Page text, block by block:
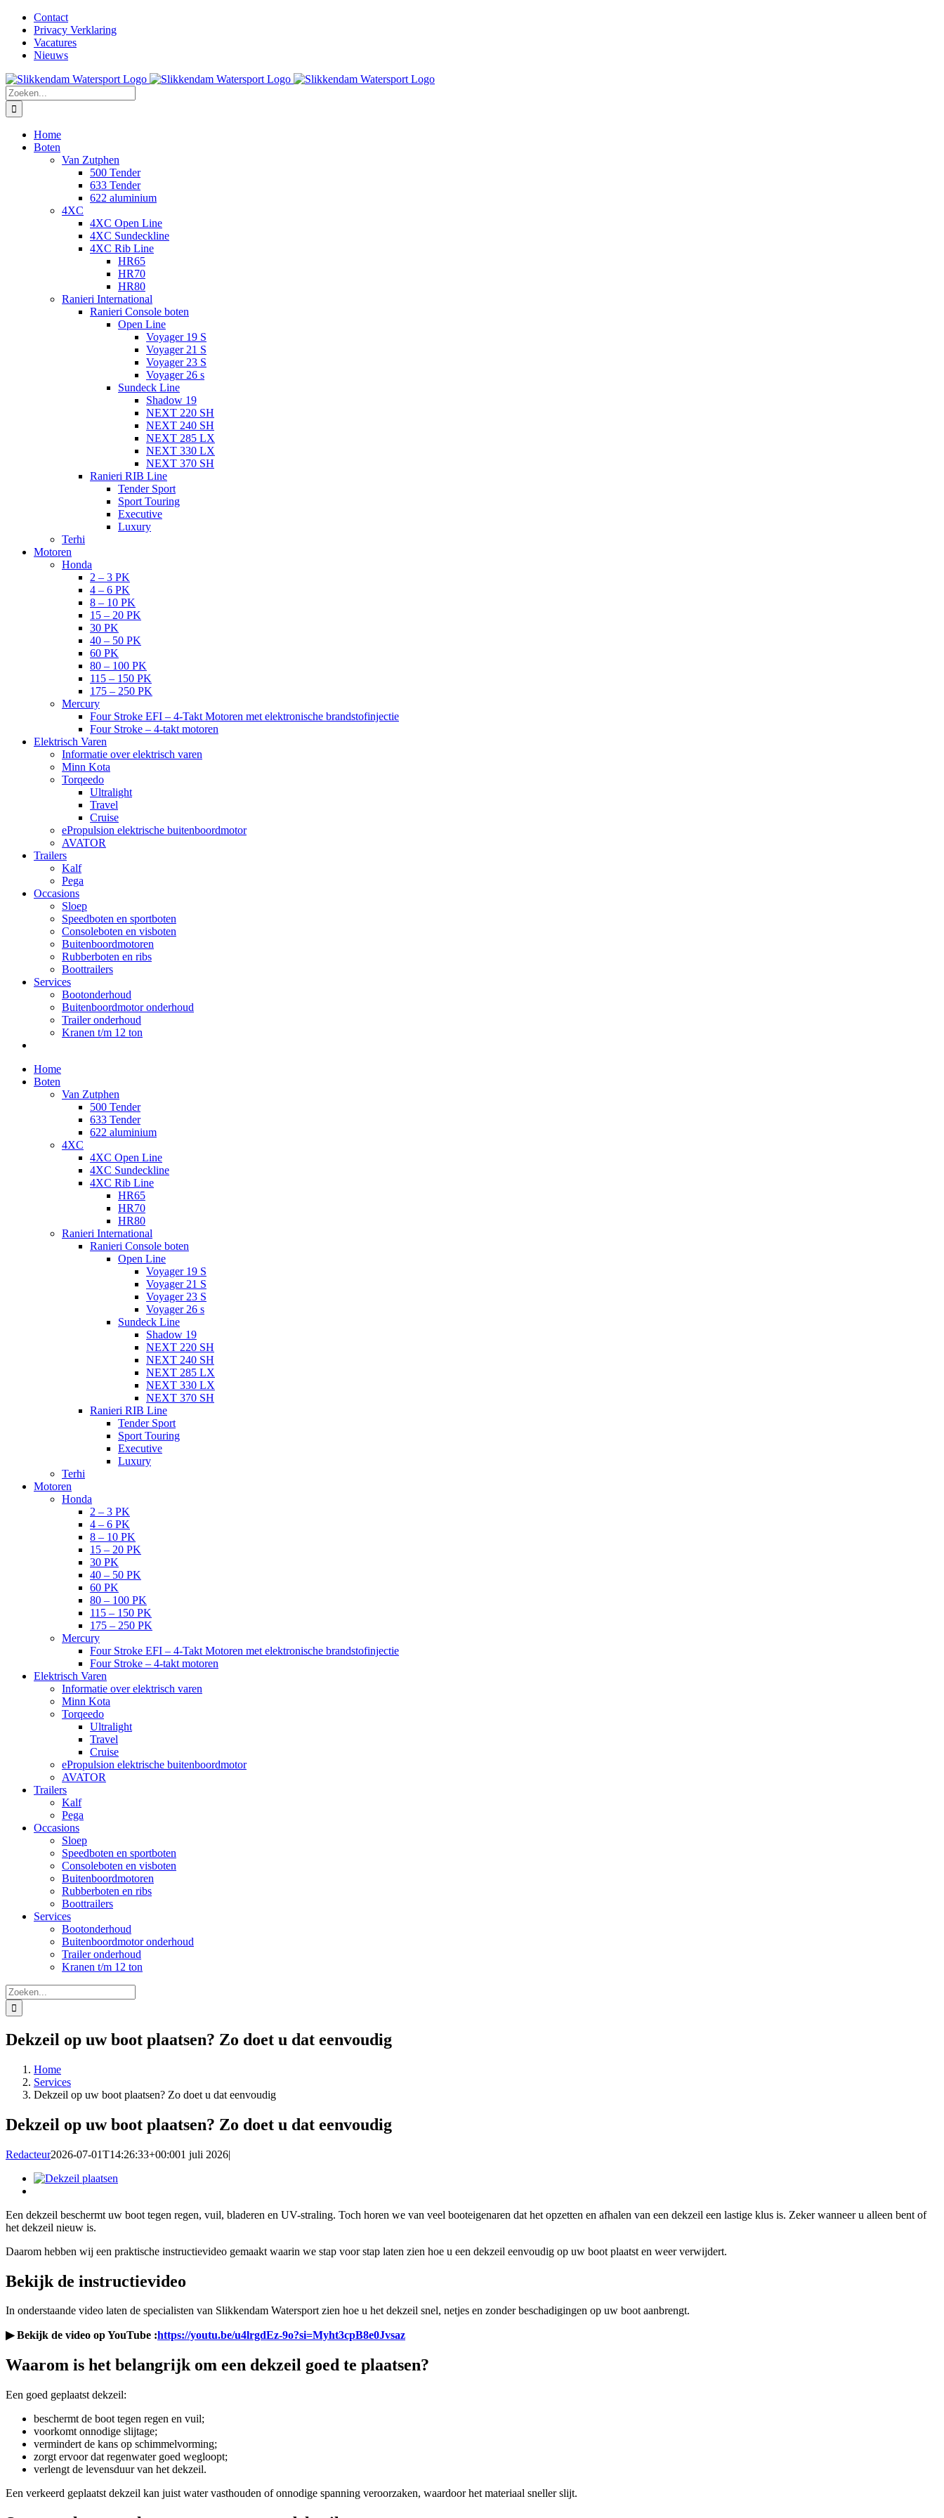
naar
inhoud
Facebook
Instagram
LinkedIn
YouTube
mail
Contact
Privacy Verklaring
Vacatures
Nieuws
Zoeken
naar:
Home
Boten
Van Zutphen
500 Tender
633 Tender
622 aluminium
4XC
4XC Open Line
4XC Sundeckline
4XC Rib Line
HR65
HR70
HR80
Ranieri International
Ranieri Console boten
Open Line
Voyager 19 S
Voyager 21 S
Voyager 23 S
Voyager 26 s
Sundeck Line
Shadow 19
NEXT 220 SH
NEXT 240 SH
NEXT 285 LX
NEXT 330 LX
NEXT 370 SH
Ranieri RIB Line
Tender Sport
Sport Touring
Executive
Luxury
Terhi
Motoren
Honda
2 – 3 PK
4 – 6 PK
8 – 10 PK
15 – 20 PK
30 PK
40 – 50 PK
60 PK
80 – 100 PK
115 – 150 PK
175 – 250 PK
Mercury
Four Stroke EFI – 4-Takt Motoren met elektronische brandstofinjectie
Four Stroke – 4-takt motoren
Elektrisch Varen
Informatie over elektrisch varen
Minn Kota
Torqeedo
Ultralight
Travel
Cruise
ePropulsion elektrische buitenboordmotor
AVATOR
Trailers
Kalf
Pega
Occasions
Sloep
Speedboten en sportboten
Consoleboten en visboten
Buitenboordmotoren
Rubberboten en ribs
Boottrailers
Services
Bootonderhoud
Buitenboordmotor onderhoud
Trailer onderhoud
Kranen t/m 12 ton
Home
Boten
Van Zutphen
500 Tender
633 Tender
622 aluminium
4XC
4XC Open Line
4XC Sundeckline
4XC Rib Line
HR65
HR70
HR80
Ranieri International
Ranieri Console boten
Open Line
Voyager 19 S
Voyager 21 S
Voyager 23 S
Voyager 26 s
Sundeck Line
Shadow 19
NEXT 220 SH
NEXT 240 SH
NEXT 285 LX
NEXT 330 LX
NEXT 370 SH
Ranieri RIB Line
Tender Sport
Sport Touring
Executive
Luxury
Terhi
Motoren
Honda
2 – 3 PK
4 – 6 PK
8 – 10 PK
15 – 20 PK
30 PK
40 – 50 PK
60 PK
80 – 100 PK
115 – 150 PK
175 – 250 PK
Mercury
Four Stroke EFI – 4-Takt Motoren met elektronische brandstofinjectie
Four Stroke – 4-takt motoren
Elektrisch Varen
Informatie over elektrisch varen
Minn Kota
Torqeedo
Ultralight
Travel
Cruise
ePropulsion elektrische buitenboordmotor
AVATOR
Trailers
Kalf
Pega
Occasions
Sloep
Speedboten en sportboten
Consoleboten en visboten
Buitenboordmotoren
Rubberboten en ribs
Boottrailers
Services
Bootonderhoud
Buitenboordmotor onderhoud
Trailer onderhoud
Kranen t/m 12 ton
Zoeken
naar:
Dekzeil op uw boot plaatsen? Zo doet u dat eenvoudig
Home
Services
Dekzeil op uw boot plaatsen? Zo doet u dat eenvoudig
Dekzeil op uw boot plaatsen? Zo doet u dat eenvoudig
Redacteur2026-07-01T14:26:33+00:001 juli 2026|
Bekijk
Een dekzeil beschermt uw boot tegen regen, vuil, bladeren en UV-straling. Toch horen we van veel booteigenaren dat het opzetten en afhalen van een dekzeil een lastige klus is. Zeker wanneer u alleen bent of
het dekzeil nieuw is.
Daarom hebben wij een praktische instructievideo gemaakt waarin we stap voor stap laten zien hoe u een dekzeil eenvoudig op uw boot plaatst en weer verwijdert.
Bekijk de instructievideo
In onderstaande video laten de specialisten van Slikkendam Watersport zien hoe u het dekzeil snel, netjes en zonder beschadigingen op uw boot aanbrengt.
▶ Bekijk de video op YouTube :https://youtu.be/u4lrgdEz-9o?si=Myht3cpB8e0Jvsaz
Waarom is het belangrijk om een dekzeil goed te plaatsen?
Een goed geplaatst dekzeil:
beschermt de boot tegen regen en vuil;
voorkomt onnodige slijtage;
vermindert de kans op schimmelvorming;
zorgt ervoor dat regenwater goed wegloopt;
verlengt de levensduur van het dekzeil.
Een verkeerd geplaatst dekzeil kan juist water vasthouden of onnodige spanning veroorzaken, waardoor het materiaal sneller slijt.